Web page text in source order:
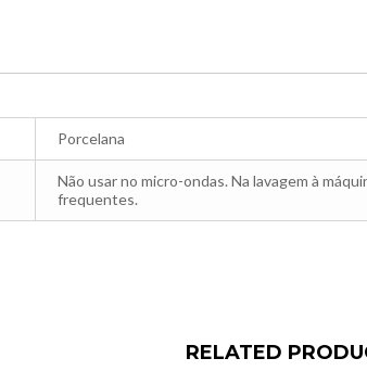
Porcelana
Não usar no micro-ondas. Na lavagem à
frequentes.
RELATED